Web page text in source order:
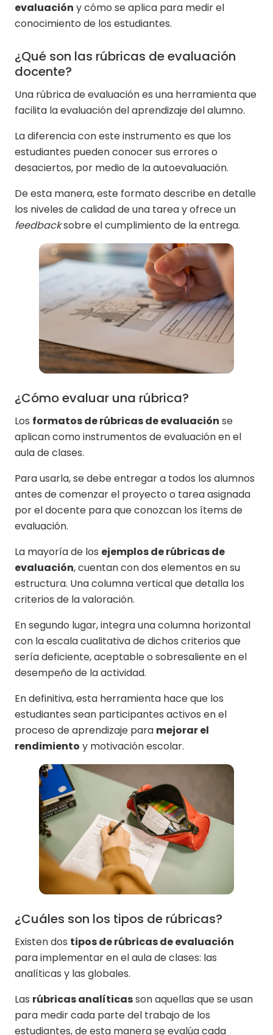
evaluación y cómo se aplica para medir el
conocimiento de los estudiantes.
¿Qué son las rúbricas de evaluación
docente?
Una rúbrica de evaluación es una herramienta que
facilita la evaluación del aprendizaje del alumno.
La diferencia con este instrumento es que los
estudiantes pueden conocer sus errores o
desaciertos, por medio de la autoevaluación.
De esta manera, este formato describe en detalle
los niveles de calidad de una tarea y ofrece un
feedbacksobre el cumplimiento de la entrega.
¿Cómo evaluar una rúbrica?
Los formatos de rúbricas de evaluación se
aplican como instrumentos de evaluación en el
aula de clases.
Para usarla, se debe entregar a todos los alumnos
antes de comenzar el proyecto o tarea asignada
por el docente para que conozcan los ítems de
evaluación.
La mayoría de los ejemplos de rúbricas de
evaluación, cuentan con dos elementos en su
estructura. Una columna vertical que detalla los
criterios de la valoración.
En segundo lugar, integra una columna horizontal
con la escala cualitativa de dichos criterios que
sería deficiente, aceptable o sobresaliente en el
desempeño de la actividad.
En definitiva, esta herramienta hace que los
estudiantes sean participantes activos en el
proceso de aprendizaje para mejorar el
rendimiento y motivación escolar.
¿Cuáles son los tipos de rúbricas?
Existen dos tipos de rúbricas de evaluación
para implementar en el aula de clases: las
analíticas y las globales.
Las rúbricas analíticasson aquellas que se usan
para medir cada parte del trabajo de los
estudiantes, de esta manera se evalúa cada